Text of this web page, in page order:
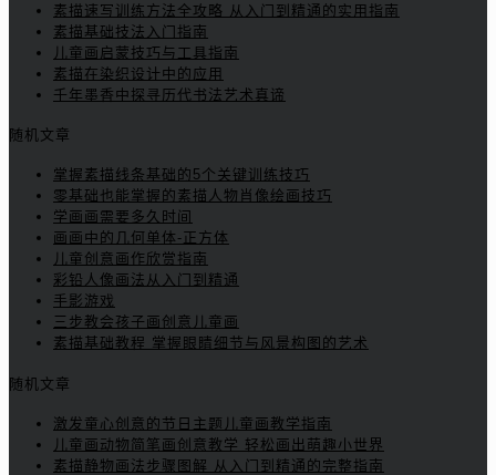
素描速写训练方法全攻略 从入门到精通的实用指南
素描基础技法入门指南
儿童画启蒙技巧与工具指南
素描在染织设计中的应用
千年墨香中探寻历代书法艺术真谛
随机文章
掌握素描线条基础的5个关键训练技巧
零基础也能掌握的素描人物肖像绘画技巧
学画画需要多久时间
画画中的几何单体-正方体
儿童创意画作欣赏指南
彩铅人像画法从入门到精通
手影游戏
三步教会孩子画创意儿童画
素描基础教程 掌握眼睛细节与风景构图的艺术
随机文章
激发童心创意的节日主题儿童画教学指南
儿童画动物简笔画创意教学 轻松画出萌趣小世界
素描静物画法步骤图解 从入门到精通的完整指南